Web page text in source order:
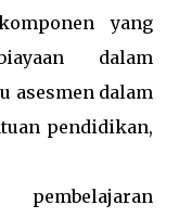
yang
dalam
asesmen dalam
pendidikan,
pembelajaran